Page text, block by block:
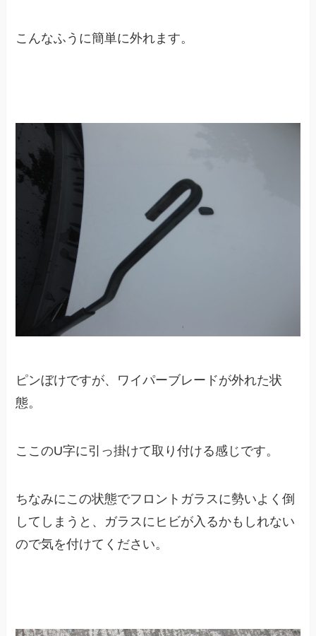
こんなふうに簡単に外れます。
ピンぼけですが、ワイパーブレードが外れた状
態。
ここのU字に引っ掛けて取り付ける感じです。
ちなみにこの状態でフロントガラスに勢いよく倒
してしまうと、ガラスにヒビが入るかもしれない
ので気を付けてください。